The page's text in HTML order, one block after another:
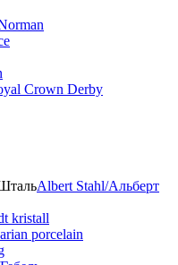
Crown Derby
Albert Stahl/Альбеpт
kristall
porcelain